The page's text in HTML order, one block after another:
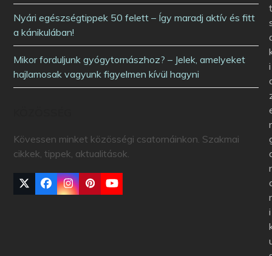
Nyári egészségtippek 50 felett – Így maradj aktív és fitt
a kánikulában!
Mikor forduljunk gyógytornászhoz? – Jelek, amelyeket
hajlamosak vagyunk figyelmen kívül hagyni
Kövessen minket közösségi csatornáinkon. Szakmai
cikkek, tippek, aktualitások.
i
r
i